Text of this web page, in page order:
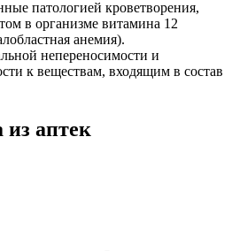
патологией кроветворения,
в организме витамина 12
анемия).
непереносимости и
к веществам, входящим в состав
из аптек